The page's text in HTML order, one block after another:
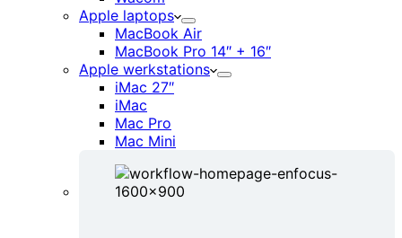
Apple laptops
MacBook Air
MacBook Pro 14″ + 16″
Apple werkstations
iMac 27″
iMac
Mac Pro
Mac Mini